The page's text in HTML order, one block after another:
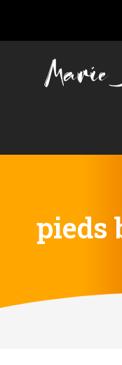
pieds